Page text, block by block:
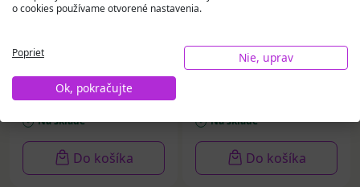
PROFESSIONAL
REPAIR & PREVENT
GENTLE WHITENING,
zubná pasta 75 ml
4,60 €
Na sklade
Do košíka
proti bolesti s
mikroprúdmi (6x8 cm)
Na sklade
Do košíka
o cookies používame otvorené nastavenia.
Poprieť
Nie, uprav
Ok, pokračujte